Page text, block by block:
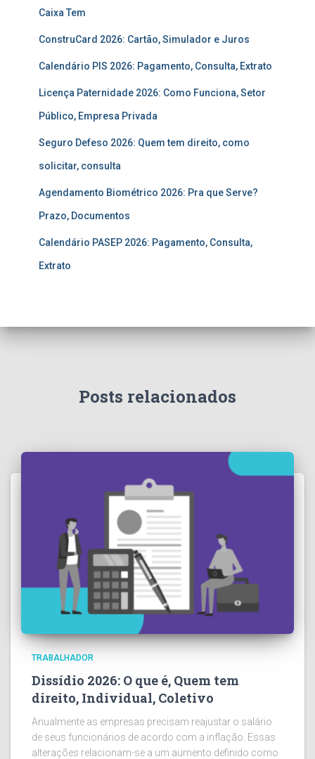
Caixa Tem
ConstruCard 2026: Cartão, Simulador e Juros
Calendário PIS 2026: Pagamento, Consulta, Extrato
Licença Paternidade 2026: Como Funciona, Setor
Público, Empresa Privada
Seguro Defeso 2026: Quem tem direito, como
solicitar, consulta
Agendamento Biométrico 2026: Pra que Serve?
Prazo, Documentos
Calendário PASEP 2026: Pagamento, Consulta,
Extrato
Posts relacionados
TRABALHADOR
Dissídio 2026: O que é, Quem tem
direito, Individual, Coletivo
Anualmente as empresas precisam reajustar o salário
de seus funcionários de acordo com a inflação. Essas
alterações relacionam-se a um aumento definido como